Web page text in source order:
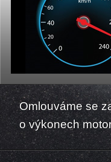
Omlouváme se
o výkonech